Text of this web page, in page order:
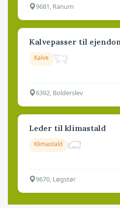
9681, Ranum
Kalvepasser til
Kalve
6392, Bolderslev
Leder til klimastald
Klimastald
9670, Løgstør